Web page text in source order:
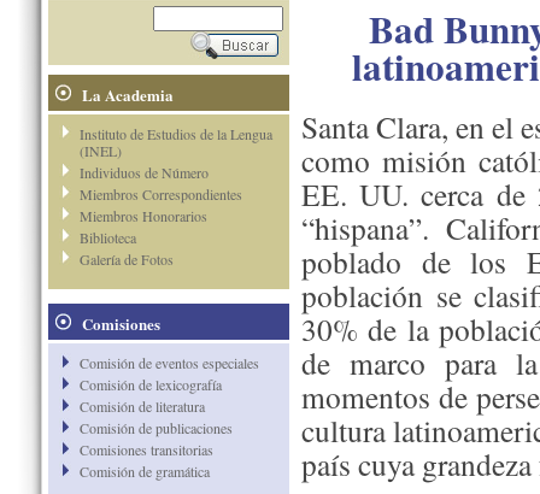
La Academia
Instituto de Estudios de la Lengua
(INEL)
Individuos de Número
Miembros Correspondientes
Miembros Honorarios
Biblioteca
Galería de Fotos
Comisiones
Comisión de eventos especiales
Comisión de lexicografía
Comisión de literatura
Comisión de publicaciones
Comisiones transitorias
Comisión de gramática
Bad
Santa Clara, en el
como misión
EE. UU. cerca
“hispana”.
poblado de los
población se
30% de la
de marco para
momentos de
cultura
país cuya